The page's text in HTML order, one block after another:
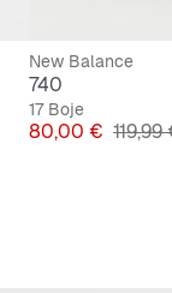
New Balance
740
17 Boje
Cijena
80,00 € 119,99